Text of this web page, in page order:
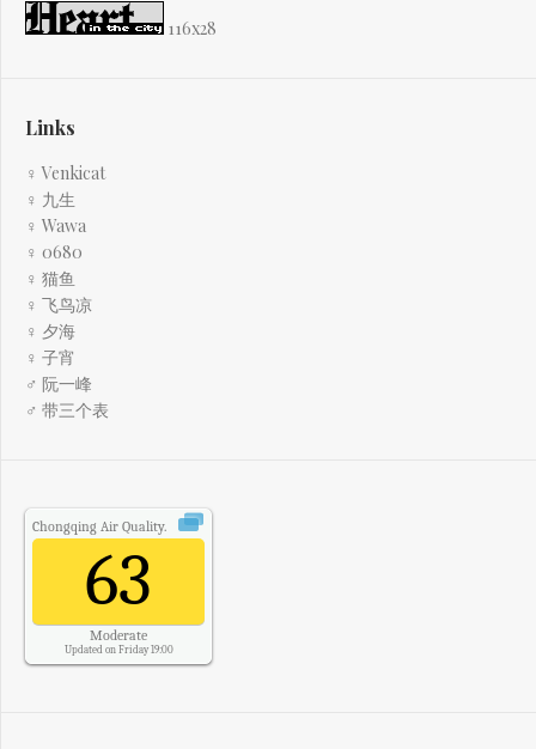
116x28
Links
♀ Venkicat
♀ 九生
♀ Wawa
♀ 0680
♀ 猫鱼
♀ 飞鸟凉
♀ 夕海
♀ 子宵
♂ 阮一峰
♂ 带三个表
Chongqing Air Quality.
63
Moderate
Updated on Friday 19:00